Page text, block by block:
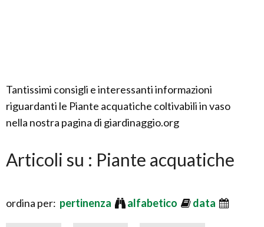
Tantissimi consigli e interessanti informazioni
riguardanti le Piante acquatiche coltivabili in vaso
nella nostra pagina di giardinaggio.org
Articoli su : Piante acquatiche
ordina per: pertinenza alfabetico data